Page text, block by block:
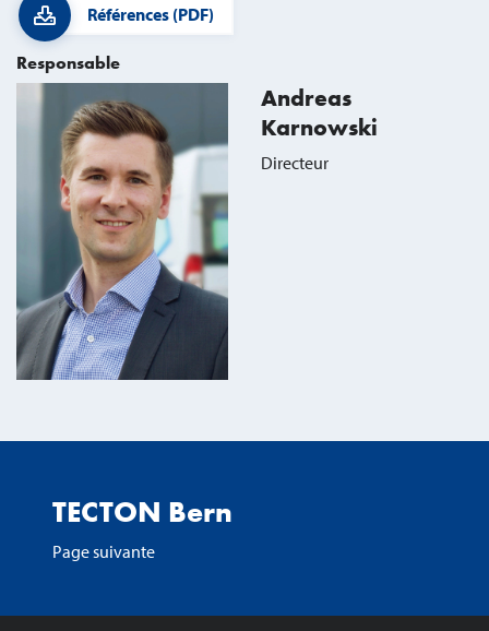
Références (PDF)
Responsable
Andreas
Karnowski
Directeur
TECTON Bern
Page suivante